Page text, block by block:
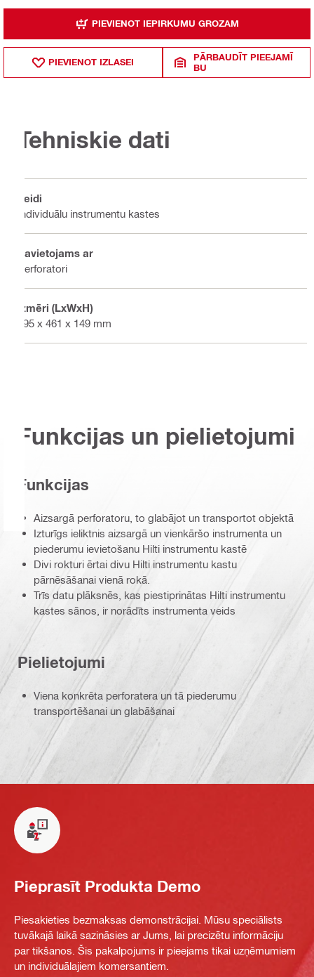
PIEVIENOT IEPIRKUMU GROZAM
PIEVIENOT IZLASEI
PĀRBAUDĪT PIEEJAMĪ
BU
Tehniskie dati
Veidi
Individuālu instrumentu kastes
Savietojams ar
Perforatori
Izmēri (LxWxH)
595 x 461 x 149 mm
Funkcijas un pielietojumi
Funkcijas
Aizsargā perforatoru, to glabājot un transportot objektā
Izturīgs ieliktnis aizsargā un vienkāršo instrumenta un
piederumu ievietošanu Hilti instrumentu kastē
Divi rokturi ērtai divu Hilti instrumentu kastu
pārnēsāšanai vienā rokā.
Trīs datu plāksnēs, kas piestiprinātas Hilti instrumentu
kastes sānos, ir norādīts instrumenta veids
Pielietojumi
Viena konkrēta perforatera un tā piederumu
transportēšanai un glabāšanai
Pieprasīt Produkta Demo
Piesakieties bezmaksas demonstrācijai. Mūsu speciālists
tuvākajā laikā sazināsies ar Jums, lai precizētu informāciju
par tikšanos. Šis pakalpojums ir pieejams tikai uzņēmumiem
un individuālajiem komersantiem.